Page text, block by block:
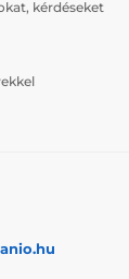
kérdéseket